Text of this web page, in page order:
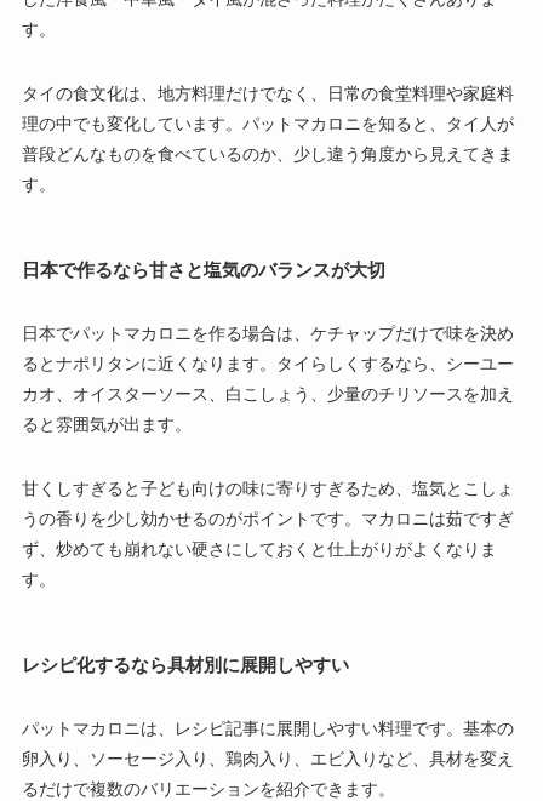
す。
タイの食文化は、地方料理だけでなく、日常の食堂料理や家庭料
理の中でも変化しています。パットマカロニを知ると、タイ人が
普段どんなものを食べているのか、少し違う角度から見えてきま
す。
日本で作るなら甘さと塩気のバランスが大切
日本でパットマカロニを作る場合は、ケチャップだけで味を決め
るとナポリタンに近くなります。タイらしくするなら、シーユー
カオ、オイスターソース、白こしょう、少量のチリソースを加え
ると雰囲気が出ます。
甘くしすぎると子ども向けの味に寄りすぎるため、塩気とこしょ
うの香りを少し効かせるのがポイントです。マカロニは茹ですぎ
ず、炒めても崩れない硬さにしておくと仕上がりがよくなりま
す。
レシピ化するなら具材別に展開しやすい
パットマカロニは、レシピ記事に展開しやすい料理です。基本の
卵入り、ソーセージ入り、鶏肉入り、エビ入りなど、具材を変え
るだけで複数のバリエーションを紹介できます。